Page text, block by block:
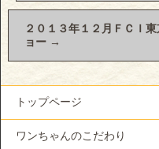
２０１３年１２月ＦＣＩ
ョー →
トップページ
ワンちゃんのこだわり